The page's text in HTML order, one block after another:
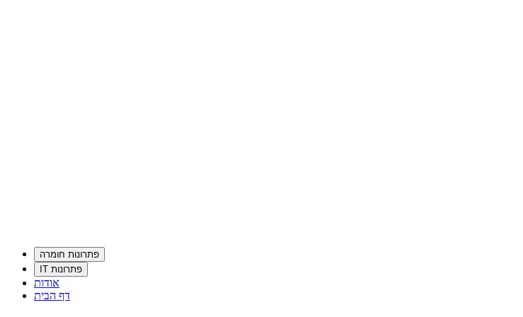
פתרונות חומרה
פתרונות IT
אודות
דף הבית